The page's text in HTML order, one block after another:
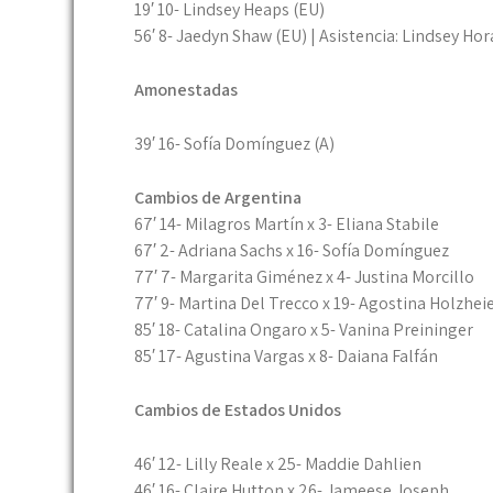
19′ 10- Lindsey Heaps (EU)
56′ 8- Jaedyn Shaw (EU) | Asistencia: Lindsey
Amonestadas
39′ 16- Sofía Domínguez (A)
Cambios de Argentina
67′ 14- Milagros Martín x 3- Eliana Stabile
67′ 2- Adriana Sachs x 16- Sofía Domínguez
77′ 7- Margarita Giménez x 4- Justina Morcillo
77′ 9- Martina Del Trecco x 19- Agostina
85′ 18- Catalina Ongaro x 5- Vanina Preininger
85′ 17- Agustina Vargas x 8- Daiana Falfán
Cambios de Estados Unidos
46′ 12- Lilly Reale x 25- Maddie Dahlien